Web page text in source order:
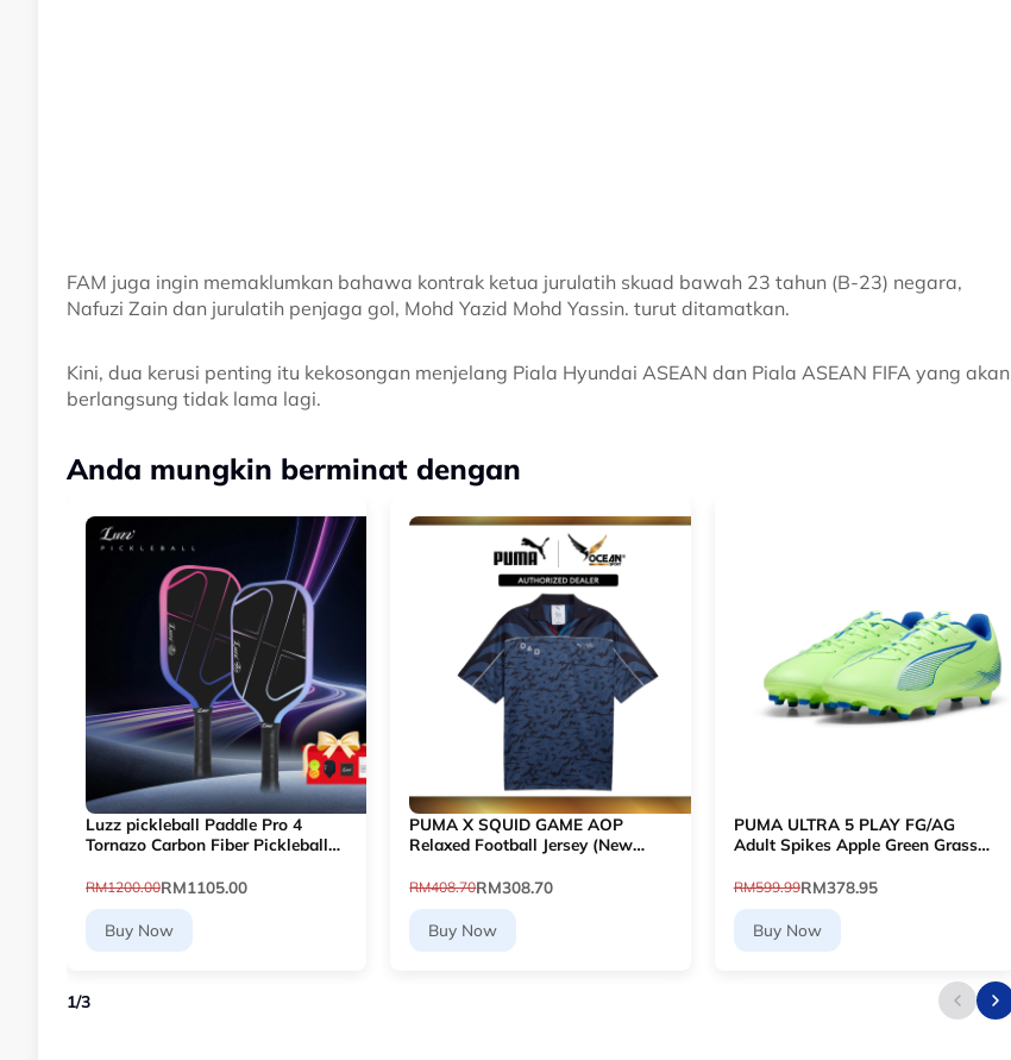
FAM juga ingin memaklumkan bahawa kontrak ketua jurulatih skuad bawah 23 tahun (B-23) negara,
Nafuzi Zain dan jurulatih penjaga gol, Mohd Yazid Mohd Yassin. turut ditamatkan.
Kini, dua kerusi penting itu kekosongan menjelang Piala Hyundai ASEAN dan Piala ASEAN FIFA yang akan
berlangsung tidak lama lagi.
Anda mungkin berminat dengan
Luzz pickleball Paddle Pro 4
Tornazo Carbon Fiber Pickleball
RM1200.00RM1105.00
Buy Now
PUMA X SQUID GAME AOP
Relaxed Football Jersey (New
RM408.70RM308.70
Buy Now
PUMA ULTRA 5 PLAY FG/AG
Adult Spikes Apple Green Grass
RM599.99RM378.95
Buy Now
1/3